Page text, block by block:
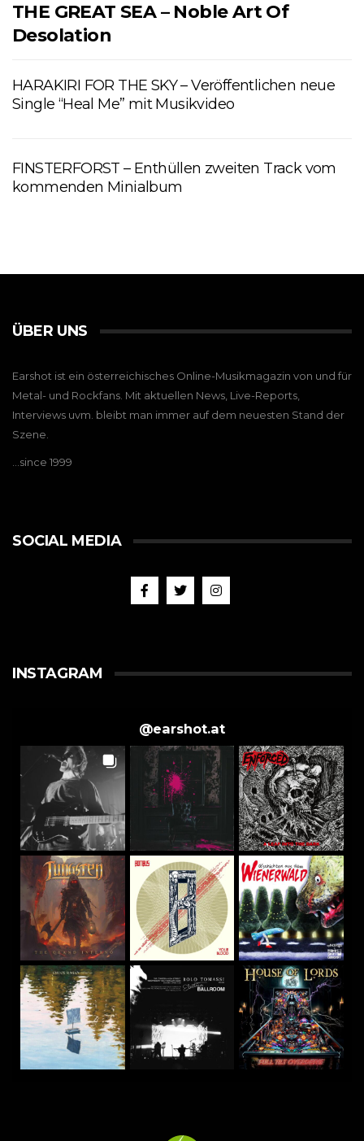
THE GREAT SEA – Noble Art Of
Desolation
HARAKIRI FOR THE SKY – Veröffentlichen neue
Single “Heal Me” mit Musikvideo
FINSTERFORST – Enthüllen zweiten Track vom
kommenden Minialbum
ÜBER UNS
Earshot ist ein österreichisches Online-Musikmagazin von und für
Metal- und Rockfans. Mit aktuellen News, Live-Reports,
Interviews uvm. bleibt man immer auf dem neuesten Stand der
Szene.
…since 1999
SOCIAL MEDIA
INSTAGRAM
@earshot.at